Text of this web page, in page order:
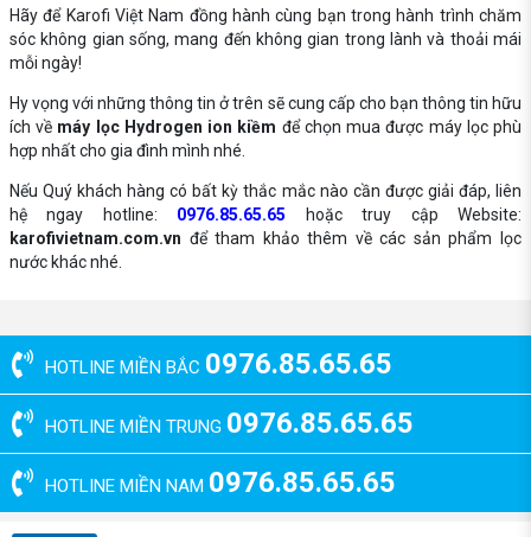
Hãy để Karofi Việt Nam đồng hành cùng bạn trong hành trình chăm
sóc không gian sống, mang đến không gian trong lành và thoải mái
mỗi ngày!
Hy vọng với những thông tin ở trên sẽ cung cấp cho bạn thông tin hữu
ích về máy lọc Hydrogen ion kiềm để chọn mua được máy lọc phù
hợp nhất cho gia đình mình nhé.
Nếu Quý khách hàng có bất kỳ thắc mắc nào cần được giải đáp, liên
hệ ngay hotline: 0976.85.65.65 hoặc truy cập Website:
karofivietnam.com.vn để tham khảo thêm về các sản phẩm lọc
nước khác nhé.
HOTLINE MIỀN BẮC 0976.85.65.65
HOTLINE MIỀN TRUNG 0976.85.65.65
HOTLINE MIỀN NAM 0976.85.65.65